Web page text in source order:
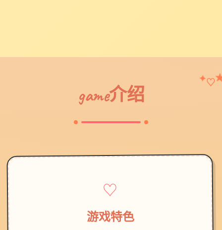
game介绍
✦♡
♡
游戏特色